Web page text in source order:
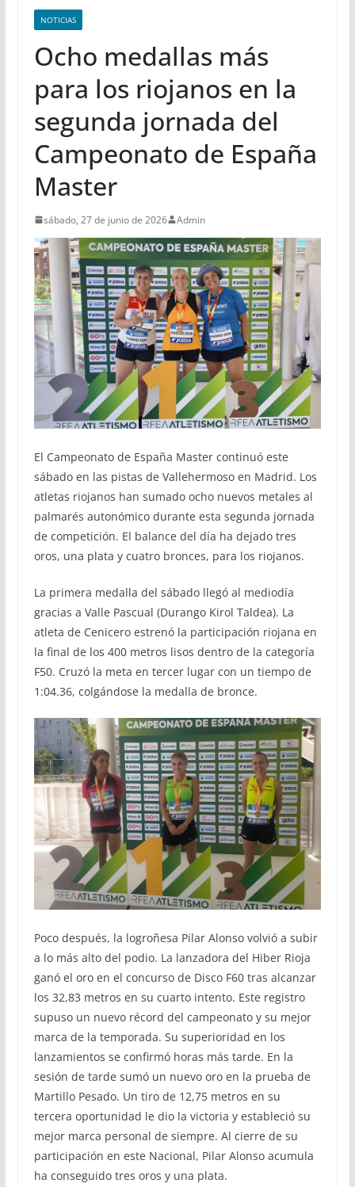
NOTICIAS
Ocho medallas más
para los riojanos en la
segunda jornada del
Campeonato de España
Master
sábado, 27 de junio de 2026 Admin
El Campeonato de España Master continuó este
sábado en las pistas de Vallehermoso en Madrid. Los
atletas riojanos han sumado ocho nuevos metales al
palmarés autonómico durante esta segunda jornada
de competición. El balance del día ha dejado tres
oros, una plata y cuatro bronces, para los riojanos.
La primera medalla del sábado llegó al mediodía
gracias a Valle Pascual (Durango Kirol Taldea). La
atleta de Cenicero estrenó la participación riojana en
la final de los 400 metros lisos dentro de la categoría
F50. Cruzó la meta en tercer lugar con un tiempo de
1:04.36, colgándose la medalla de bronce.
Poco después, la logroñesa Pilar Alonso volvió a subir
a lo más alto del podio. La lanzadora del Hiber Rioja
ganó el oro en el concurso de Disco F60 tras alcanzar
los 32,83 metros en su cuarto intento. Este registro
supuso un nuevo récord del campeonato y su mejor
marca de la temporada. Su superioridad en los
lanzamientos se confirmó horas más tarde. En la
sesión de tarde sumó un nuevo oro en la prueba de
Martillo Pesado. Un tiro de 12,75 metros en su
tercera oportunidad le dio la victoria y estableció su
mejor marca personal de siempre. Al cierre de su
participación en este Nacional, Pilar Alonso acumula
ha conseguido tres oros y una plata.